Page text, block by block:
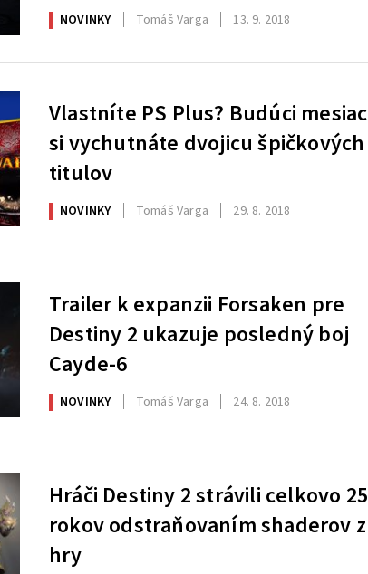
NOVINKY Tomáš Varga 13. 9. 2018
Vlastníte PS Plus? Budúci mesiac
si vychutnáte dvojicu špičkových
titulov
NOVINKY Tomáš Varga 29. 8. 2018
Trailer k expanzii Forsaken pre
Destiny 2 ukazuje posledný boj
Cayde-6
NOVINKY Tomáš Varga 24. 8. 2018
Hráči Destiny 2 strávili celkovo 25
rokov odstraňovaním shaderov z
hry